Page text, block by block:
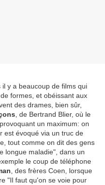
y a beaucoup de films qui
formes, et obéissant aux
des drames, bien sûr,
, de Bertrand Blier, où le
un maximum: on
est évoqué via un truc de
tout comme on dit des gens
longue maladie", dans un
le coup de téléphone
, des frères Coen, lorsque
"Il faut qu'on se voie pour